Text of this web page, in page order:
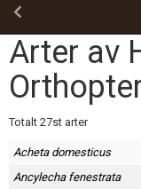
Arter av
Totalt 27st arter
Acheta domesticus
Ancylecha fenestrata
Epost:
Användarnamn: